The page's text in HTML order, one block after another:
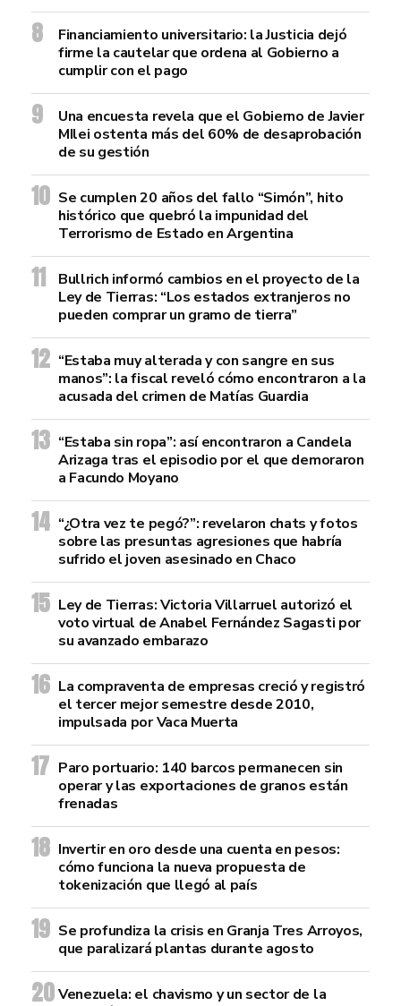
Financiamiento universitario: la Justicia dejó
firme la cautelar que ordena al Gobierno a
cumplir con el pago
Una encuesta revela que el Gobierno de Javier
MIlei ostenta más del 60% de desaprobación
de su gestión
Se cumplen 20 años del fallo “Simón”, hito
histórico que quebró la impunidad del
Terrorismo de Estado en Argentina
Bullrich informó cambios en el proyecto de la
Ley de Tierras: “Los estados extranjeros no
pueden comprar un gramo de tierra”
“Estaba muy alterada y con sangre en sus
manos”: la fiscal reveló cómo encontraron a la
acusada del crimen de Matías Guardia
“Estaba sin ropa”: así encontraron a Candela
Arizaga tras el episodio por el que demoraron
a Facundo Moyano
“¿Otra vez te pegó?”: revelaron chats y fotos
sobre las presuntas agresiones que habría
sufrido el joven asesinado en Chaco
Ley de Tierras: Victoria Villarruel autorizó el
voto virtual de Anabel Fernández Sagasti por
su avanzado embarazo
La compraventa de empresas creció y registró
el tercer mejor semestre desde 2010,
impulsada por Vaca Muerta
Paro portuario: 140 barcos permanecen sin
operar y las exportaciones de granos están
frenadas
Invertir en oro desde una cuenta en pesos:
cómo funciona la nueva propuesta de
tokenización que llegó al país
Se profundiza la crisis en Granja Tres Arroyos,
que paralizará plantas durante agosto
Venezuela: el chavismo y un sector de la